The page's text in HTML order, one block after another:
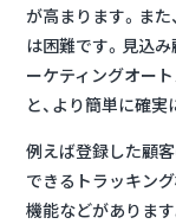
が高まります。ま
は困難です。 見込み
ーケティングオー
と、より簡単に確実
例えば登録した顧
できるトラッキン
機能などがありま